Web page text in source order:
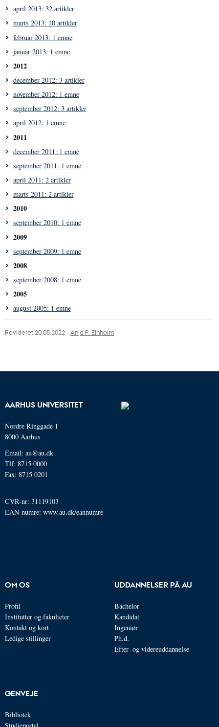
april 2013: 32 artikler
marts 2013: 10 artikler
februar 2013: 1 emne
januar 2013: 1 emne
2012
december 2012: 3 artikler
november 2012: 1 emne
september 2012: 3 artikler
april 2012: 1 emne
2011
december 2011: 1 emne
september 2011: 1 emne
april 2011: 2 artikler
marts 2011: 2 artikler
2010
september 2010: 1 emne
2009
september 2009: 1 emne
2008
september 2008: 1 emne
2005
august 2005: 1 emne
Revideret 20.05.2022 - Anja P. Einholm
AARHUS UNIVERSITET
Nordre Ringgade 1
8000 Aarhus
Email: au@au.dk
Tlf: 8715 0000
Fax: 8715 0201
CVR-nr: 31119103
EAN-numre: www.au.dk/eannumre
OM OS
Profil
Institutter og fakulteter
Kontakt og kort
Ledige stillinger
UDDANNELSER PÅ AU
Bachelor
Kandidat
Ingeniør
Ph.d.
Efter- og videreuddannelse
GENVEJE
Bibliotek
Studieportal